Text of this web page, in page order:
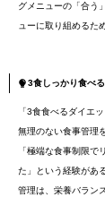
グメニューの「合う
ューに取り組めるた
3食しっかり食べ
「3食食べるダイエ
無理のない食事管理
「極端な食事制限
た」という経験があ
管理は、栄養バラン